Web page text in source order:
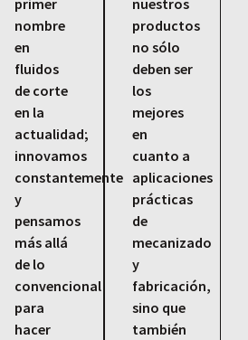
primer
nombre
en
fluidos
de corte
en la
actualidad;
innovamos
constantemente
y
pensamos
más allá
de lo
convencional
para
hacer
nuestros
productos
no sólo
deben ser
los
mejores
en
cuanto a
aplicaciones
prácticas
de
mecanizado
y
fabricación,
sino que
también